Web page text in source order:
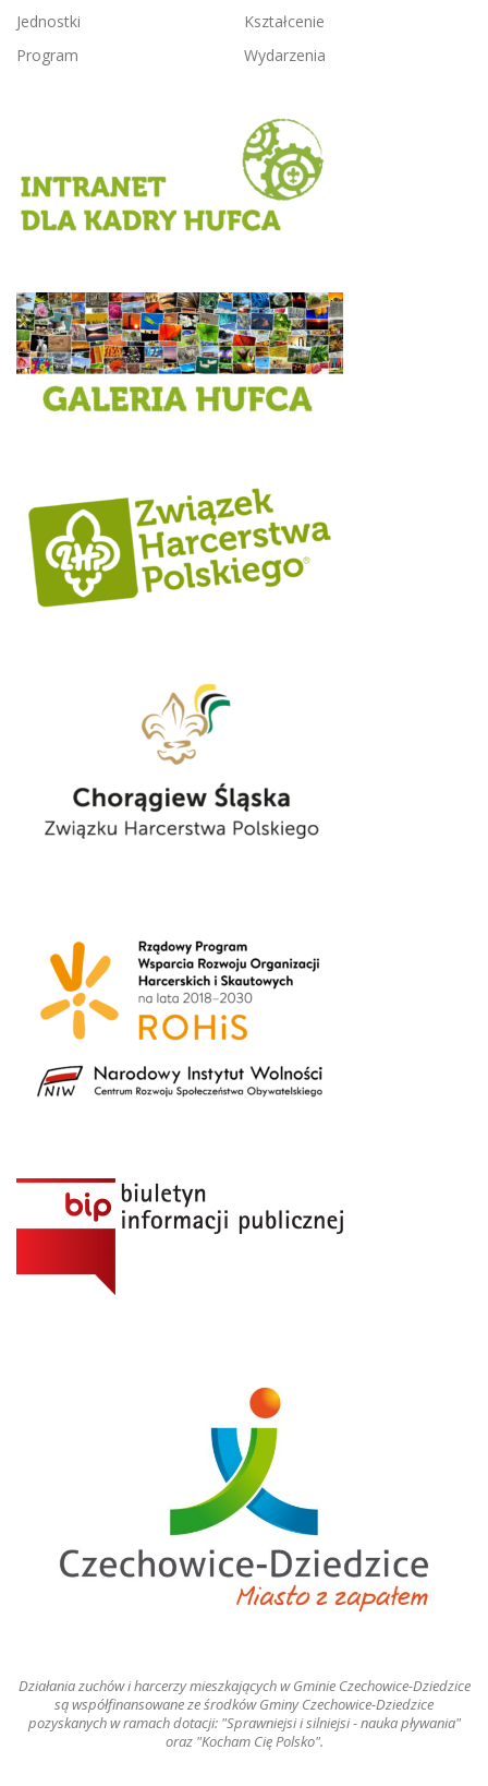
Jednostki
Kształcenie
Program
Wydarzenia
Działania zuchów i harcerzy mieszkających w Gminie Czechowice-Dziedzice
są współfinansowane ze środków Gminy Czechowice-Dziedzice
pozyskanych w ramach dotacji: "Sprawniejsi i silniejsi - nauka pływania"
oraz "Kocham Cię Polsko".